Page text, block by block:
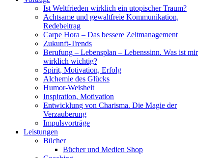
Ist Weltfrieden wirklich ein utopischer Traum?
Achtsame und gewaltfreie Kommunikation,
Redebeitrag
Carpe Hora – Das bessere Zeitmanagement
Zukunft-Trends
Berufung – Lebensplan – Lebenssinn. Was ist mir
wirklich wichtig?
Spirit, Motivation, Erfolg
Alchemie des Glücks
Humor-Weisheit
Inspiration, Motivation
Entwicklung von Charisma. Die Magie der
Verzauberung
Impulsvorträge
Leistungen
Bücher
Bücher und Medien Shop